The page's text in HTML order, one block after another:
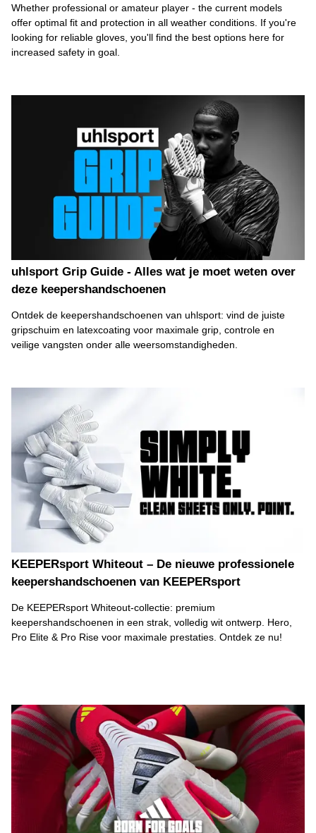
Whether professional or amateur player - the current models
offer optimal fit and protection in all weather conditions. If you're
looking for reliable gloves, you'll find the best options here for
increased safety in goal.
uhlsport Grip Guide - Alles wat je moet weten over
deze keepershandschoenen
Ontdek de keepershandschoenen van uhlsport: vind de juiste
gripschuim en latexcoating voor maximale grip, controle en
veilige vangsten onder alle weersomstandigheden.
KEEPERsport Whiteout – De nieuwe professionele
keepershandschoenen van KEEPERsport
De KEEPERsport Whiteout-collectie: premium
keepershandschoenen in een strak, volledig wit ontwerp. Hero,
Pro Elite & Pro Rise voor maximale prestaties. Ontdek ze nu!